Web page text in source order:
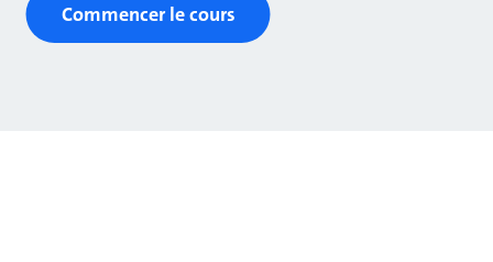
Commencer le cours